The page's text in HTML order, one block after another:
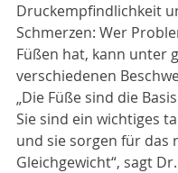
Druckempfindlichkeit
Schmerzen: Wer
Füßen hat, kann unter
verschiedenen
„Die Füße sind die
Sie sind ein wichtiges
und sie sorgen für das
Gleichgewicht“, sagt